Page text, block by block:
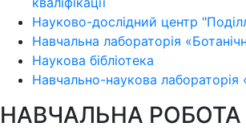
Науково-дослідний центр
Навчальна лабораторія
Наукова бібліотека
Навчально-наукова лабораторія
НАВЧАЛЬНА РОБОТА